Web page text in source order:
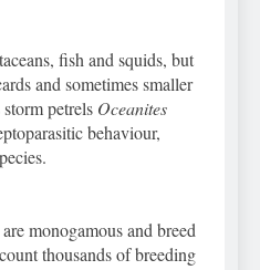
fish and squids, but
and sometimes smaller
petrels Oceanites
behaviour,
monogamous and breed
thousands of breeding